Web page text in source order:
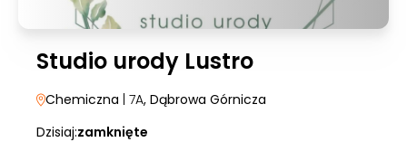
Studio urody Lustro
Chemiczna | 7A, Dąbrowa Górnicza
Dzisiaj:zamknięte